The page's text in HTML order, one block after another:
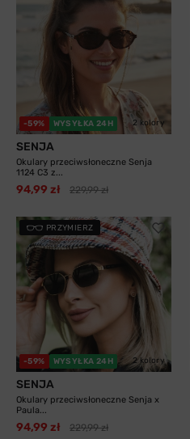
-59% WYSYŁKA 24H 2 kolory
SENJA
Okulary przeciwsłoneczne Senja
1124 C3 z...
94,99 zł 229,99 zł
PRZYMIERZ
-59% WYSYŁKA 24H 2 kolory
SENJA
Okulary przeciwsłoneczne Senja x
Paula...
94,99 zł 229,99 zł